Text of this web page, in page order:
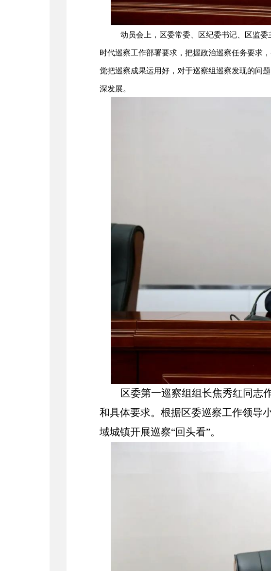
动员会上，区委常委、区纪委书记、区监
时代巡察工作部署要求，把握政治巡察任务要求
觉把巡察成果运用好，对于巡察组巡察发现的问
深发展。
区委第一巡察组组长焦秀红同志
和具体要求。根据区委巡察工作领导
域城镇开展巡察“回头看”。